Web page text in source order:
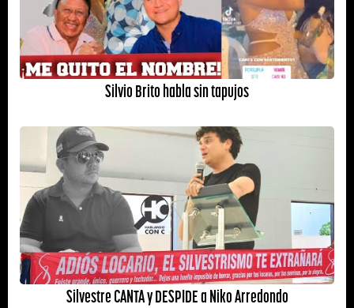
Silvio Brito habla sin tapujos
Silvestre CANTA y DESPIDE a Niko Arredondo